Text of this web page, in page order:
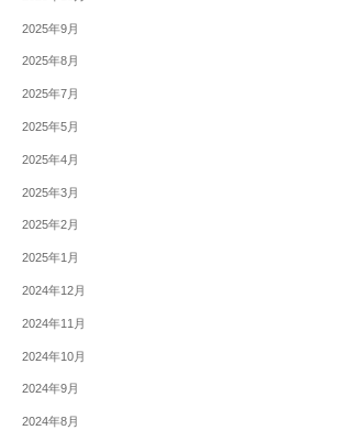
2025年9月
2025年8月
2025年7月
2025年5月
2025年4月
2025年3月
2025年2月
2025年1月
2024年12月
2024年11月
2024年10月
2024年9月
2024年8月